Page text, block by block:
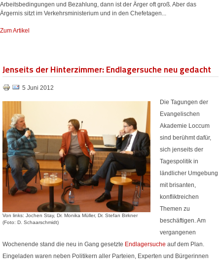
Arbeitsbedingungen und Bezahlung, dann ist der Ärger oft groß. Aber das
Ärgernis sitzt im Verkehrsministerium und in den Chefetagen...
Zum Artikel
Jenseits der Hinterzimmer: Endlagersuche neu gedacht
5 Juni 2012
Von links: Jochen Stay, Dr. Monika Müller, Dr. Stefan Birkner
(Foto: D. Schaarschmidt)
Die Tagungen der
Evangelischen
Akademie Loccum
sind berühmt dafür,
sich jenseits der
Tagespolitik in
ländlicher Umgebung
mit brisanten,
konfliktreichen
Themen zu
beschäftigen. Am
vergangenen
Wochenende stand die neu in Gang gesetzte Endlagersuche auf dem Plan.
Eingeladen waren neben Politikern aller Parteien, Experten und Bürgerinnen